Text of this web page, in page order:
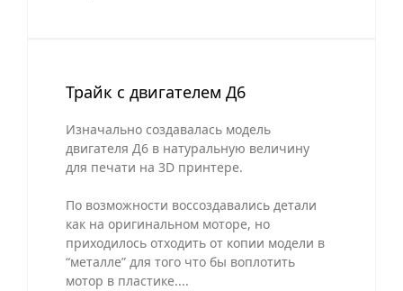
Трайк с двигателем Д6
Изначально создавалась модель
двигателя Д6 в натуральную величину
для печати на 3D принтере.
По возможности воссоздавались детали
как на оригинальном моторе, но
приходилось отходить от копии модели в
“металле” для того что бы воплотить
мотор в пластике....